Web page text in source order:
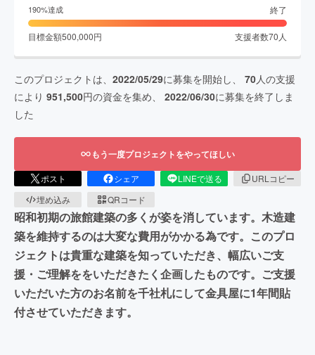
190%達成 終了
目標金額500,000円 支援者数70 人
このプロジェクトは、 2022/05/29に募集を開始し、 70人の支援
により 951,500円の資金を集め、 2022/06/30に募集を終了しま
した
もう一度プロジェクトをやってほしい
ポスト シェア LINEで送る
URLコピー
埋め込み
QRコード
昭和初期の旅館建築の多くが姿を消しています。木造建
築を維持するのは大変な費用がかかる為です。このプロ
ジェクトは貴重な建築を知っていただき、幅広いご支
援・ご理解ををいただきたく企画したものです。ご支援
いただいた方のお名前を千社札にして金具屋に1年間貼
付させていただきます。